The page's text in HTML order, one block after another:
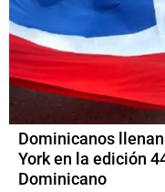
Dominicanos
York en la edición
Dominicano